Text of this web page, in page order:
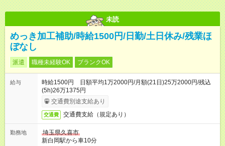
未読
めっき加工補助/時給1500円/日勤/土日休み/残業ほ
ぼなし
派遣 職種未経験OK ブランクOK
給与
時給1500円 日額平均1万2000円/月額(21日)25万2000円/残込
(5h)26万1375円
交通費別途支給あり
交通費 交通費支給（規定あり）
勤務地
埼玉県久喜市
新白岡駅から車10分